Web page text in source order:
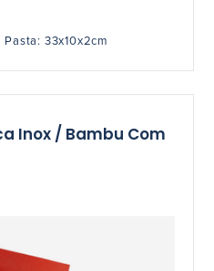
Pasta: 33x10x2cm
Inox / Bambu Com